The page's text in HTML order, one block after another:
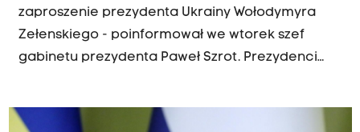
zaproszenie prezydenta Ukrainy Wołodymyra
Zełenskiego - poinformował we wtorek szef
gabinetu prezydenta Paweł Szrot. Prezydenci
humanitarnym i politycznym - wskazał.